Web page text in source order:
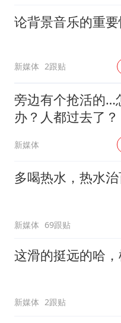
论背景音乐的重要
新媒体 2跟贴
旁边有个抢活的…
办？人都过去了？
新媒体
多喝热水，热水治
新媒体 69跟贴
这滑的挺远的哈
新媒体 2跟贴